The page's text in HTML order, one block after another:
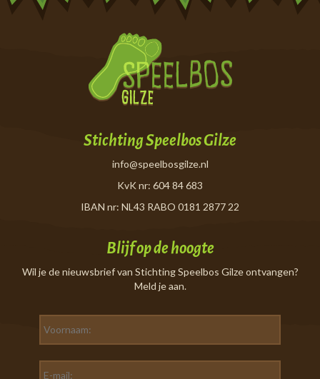
Stichting Speelbos Gilze
info@speelbosgilze.nl
KvK nr: 604 84 683
IBAN nr: NL43 RABO 0181 2877 22
Blijf op de hoogte
Wil je de nieuwsbrief van Stichting Speelbos Gilze ontvangen?
Meld je aan.